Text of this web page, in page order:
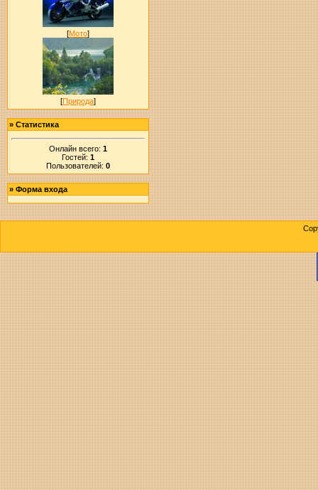
[Мото]
[Природа]
» Статистика
Онлайн всего: 1
Гостей: 1
Пользователей: 0
» Форма входа